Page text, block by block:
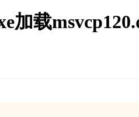
加载